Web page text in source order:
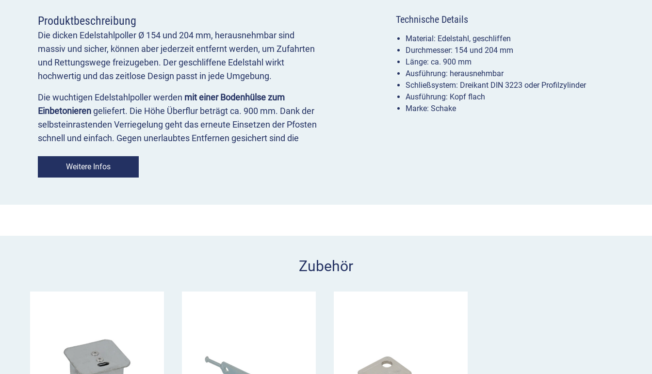
Profilzylinderschloss
Menge
Produktbeschreibung
Die dicken Edelstahlpoller Ø 154 und 204 mm, herausnehmbar sind
massiv und sicher, können aber jederzeit entfernt werden, um Zufahrten
und Rettungswege freizugeben. Der geschliffene Edelstahl wirkt
hochwertig und das zeitlose Design passt in jede Umgebung.
Die wuchtigen Edelstahlpoller werden mit einer Bodenhülse zum
Einbetonierengeliefert. Die Höhe Überflur beträgt ca. 900 mm. Dank der
selbsteinrastenden Verriegelung geht das erneute Einsetzen der Pfosten
schnell und einfach. Gegen unerlaubtes Entfernen gesichert sind die
DIN 3223oder durch ein
passende Anzahl gleichschließender Profilzylinder in Ihren Warenkorb.
Weitere Infos
Technische Details
Material: Edelstahl, geschliffen
Durchmesser: 154 und 204 mm
Länge: ca. 900 mm
Ausführung: herausnehmbar
Schließsystem: Dreikant DIN 3223 oder Profilzylinder
Ausführung: Kopf flach
Marke: Schake
Zubehör